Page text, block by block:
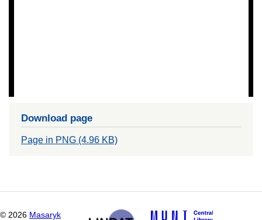
Download page
Page in PNG (4.96 KB)
© 2026 Masaryk